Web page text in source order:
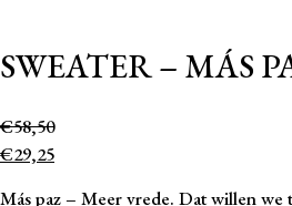
SWEATER – MÁS
€58,50
€29,25
Más paz – Meer vrede. Dat willen we